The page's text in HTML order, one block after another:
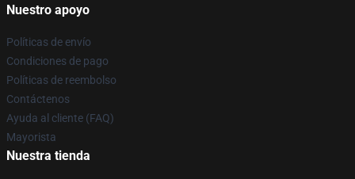
Nuestro apoyo
Políticas de envío
Condiciones de pago
Políticas de reembolso
Contáctenos
Ayuda al cliente (FAQ)
Mayorista
Nuestra tienda